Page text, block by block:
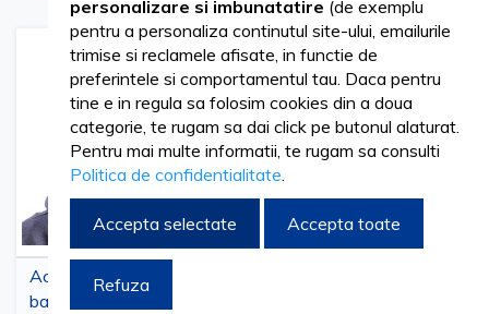
Acoperitori albi pentru
barba, PPSB, cu elastic,
Adaugati
la
Lista
de
Dorinte
Adaugati
pentru
comparare
la
de
Dorinte
personalizare si imbunatatire (de exemplu
pentru a personaliza continutul site-ului, emailurile
trimise si reclamele afisate, in functie de
preferintele si comportamentul tau. Daca pentru
tine e in regula sa folosim cookies din a doua
categorie, te rugam sa dai click pe butonul alaturat.
Pentru mai multe informatii, te rugam sa consulti
Politica de confidentialitate.
Accepta selectate Accepta toate
Refuza